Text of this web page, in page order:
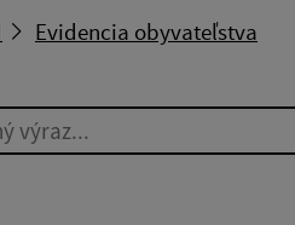
Evidencia obyvateľstva
výraz...